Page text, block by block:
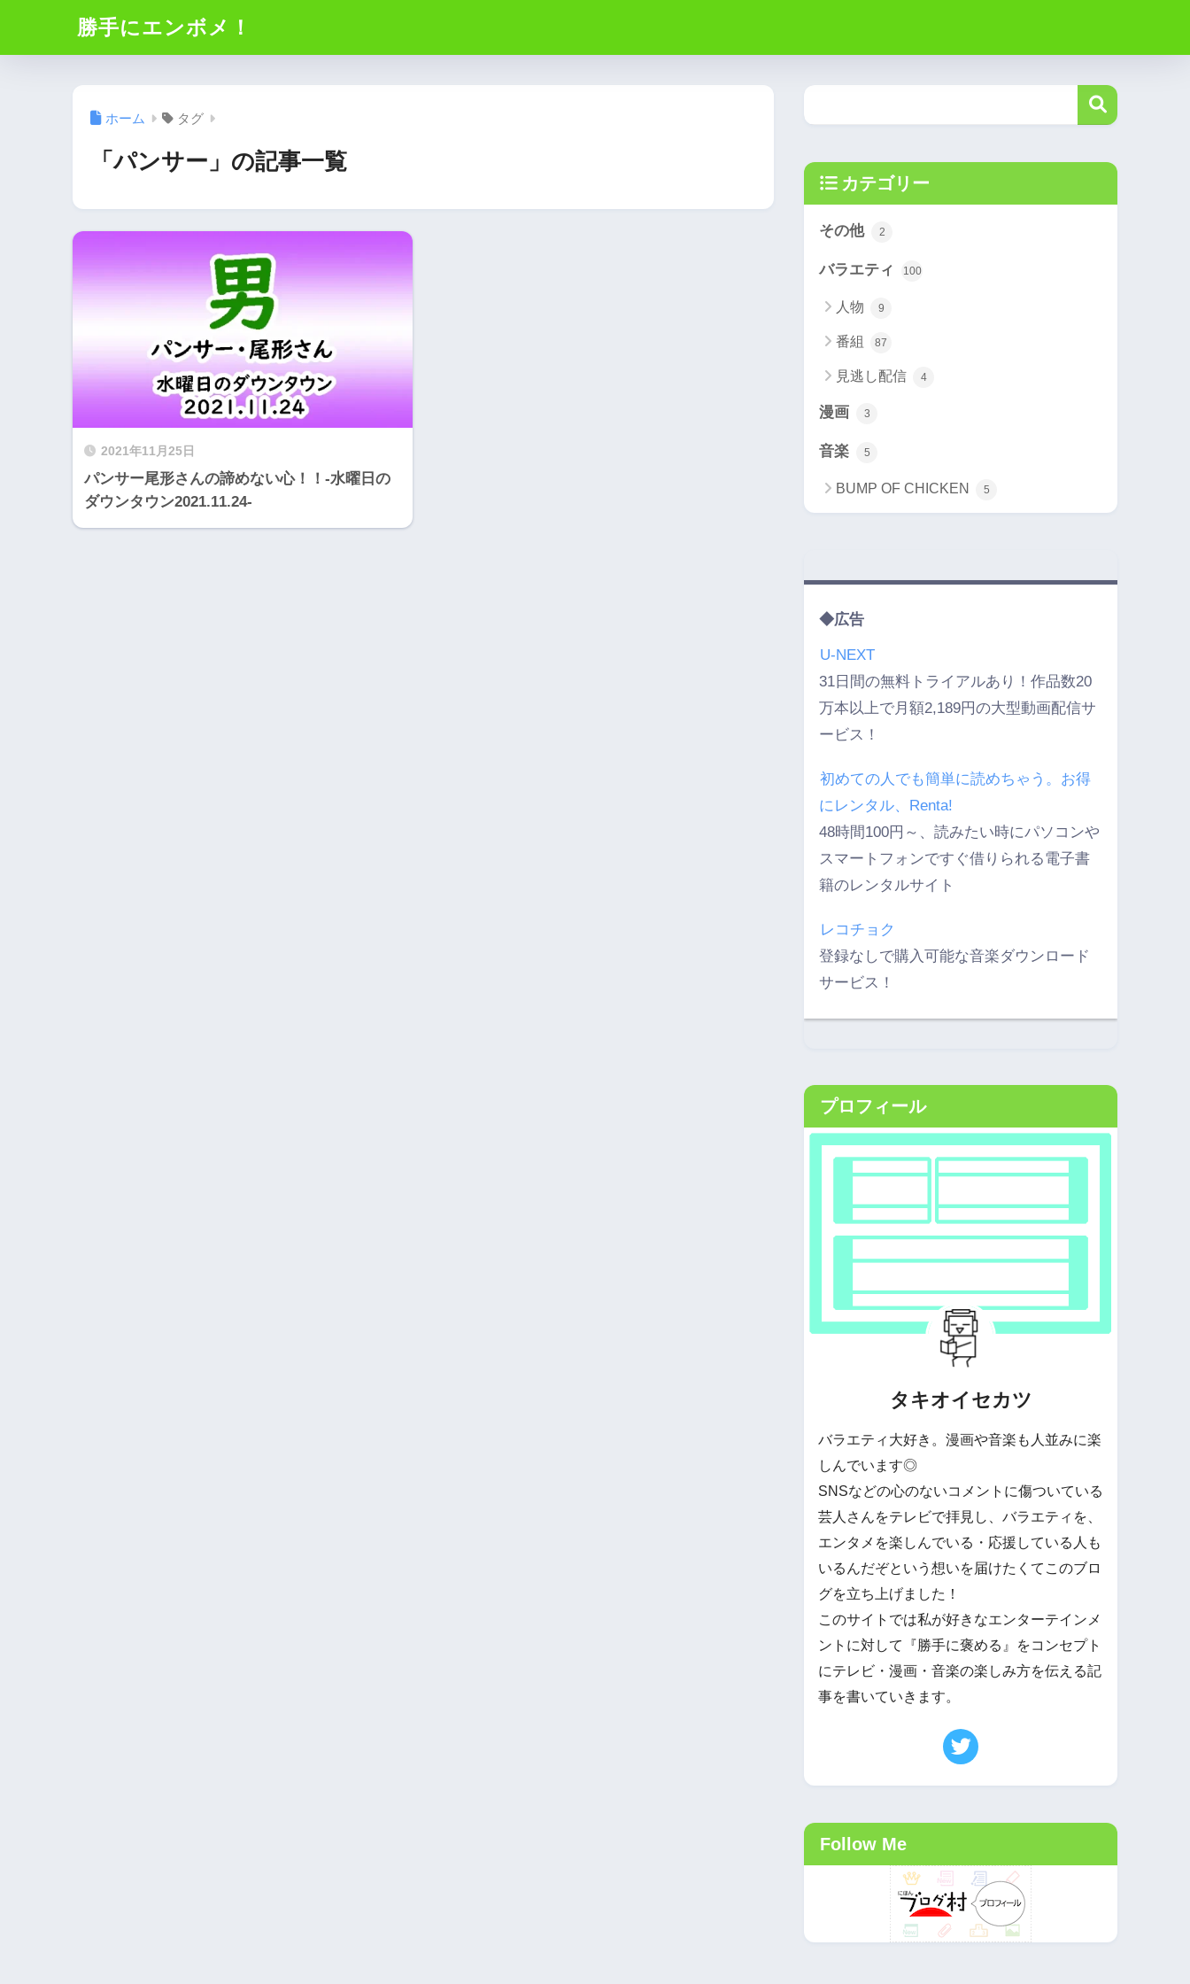
勝手にエンボメ！
ホーム タグ
「パンサー」の記事一覧
2021年11月25日
パンサー尾形さんの諦めない心！！-水曜日の
ダウンタウン2021.11.24-
カテゴリー
その他 2
バラエティ 100
人物 9
番組 87
見逃し配信 4
漫画 3
音楽 5
BUMP OF CHICKEN 5
◆広告
U-NEXT
31日間の無料トライアルあり！作品数20
万本以上で月額2,189円の大型動画配信サ
ービス！
初めての人でも簡単に読めちゃう。お得
にレンタル、Renta!
48時間100円～、読みたい時にパソコンや
スマートフォンですぐ借りられる電子書
籍のレンタルサイト
レコチョク
登録なしで購入可能な音楽ダウンロード
サービス！
プロフィール
タキオイセカツ
バラエティ大好き。漫画や音楽も人並みに楽
しんでいます◎
SNSなどの心のないコメントに傷ついている
芸人さんをテレビで拝見し、バラエティを、
エンタメを楽しんでいる・応援している人も
いるんだぞという想いを届けたくてこのブロ
グを立ち上げました！
このサイトでは私が好きなエンターテインメ
ントに対して『勝手に褒める』をコンセプト
にテレビ・漫画・音楽の楽しみ方を伝える記
事を書いていきます。
Follow Me